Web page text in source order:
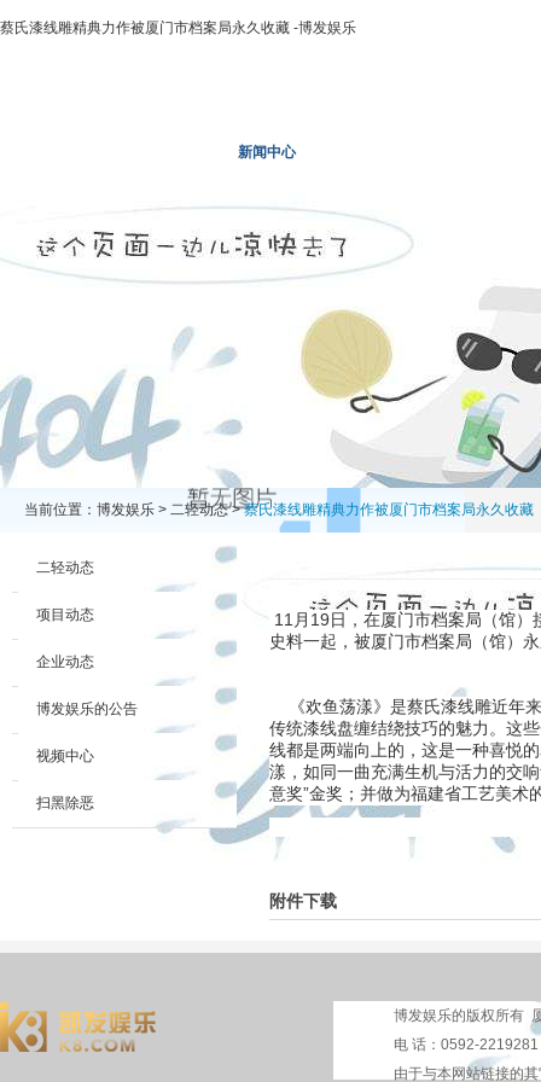
蔡氏漆线雕精典力作被厦门市档案局永久收藏 -博发娱乐
新闻中心
当前位置： 博发娱乐 > 二轻动态>蔡氏漆线雕精典力作被厦门市档案局永久收藏
二轻动态
项目动态
企业动态
博发娱乐的公告
视频中心
扫黑除恶
11月19日，在厦门市档案局（馆
史料一起，被厦门市档案局（馆）
《欢鱼荡漾》是蔡氏漆线雕近年
传统漆线盘缠结绕技巧的魅力。这
线都是两端向上的，这是一种喜悦
漾，如同一曲充满生机与活力的交
意奖”金奖；并做为福建省工艺美术
附件下载
博发娱乐的版权所有
电 话：0592-
由于与本网站链接的